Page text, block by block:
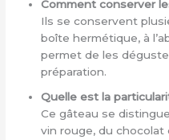
Comment conserver
Ils se conservent
boîte hermétique, à
permet de les
préparation.
Quelle est la
Ce gâteau se
vin rouge, du